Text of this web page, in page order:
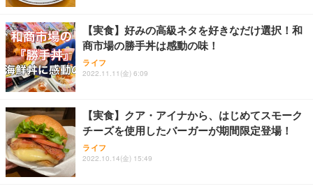
務用 おしゃれ パソコンチェア (ホワイト)
ANDWINT オフィスチェア デスクチェア 肘なし メ
ッシュ 通気性 ランバーサポート付き 腰サポート ガ
ス圧無段階昇降 360度回転 キャスター付き コンパク
【MiniLED/24.5inch/280Hz/FHD】GRAPHT THE S
HOOTER Gaming Monitor 24” Essential ゲーミン
グモニター QD 24.5インチ 1ms FHD 量子ドット 残
アイリスオーヤマ ペットシーツ 超厚型 お徳用 レギ
ュラー 200枚入【Amazon.co.jp限定】
【実食】好みの高級ネタを好きなだけ選択！和
商市場の勝手丼は感動の味！
ライフ
2022.11.11(金) 6:09
【実食】クア・アイナから、はじめてスモーク
チーズを使用したバーガーが期間限定登場！
ライフ
2022.10.14(金) 15:49